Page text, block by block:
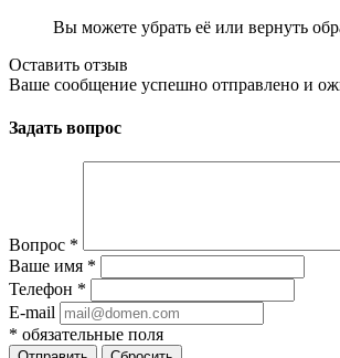
Вы можете убрать её или вернуть
Оставить отзыв
Ваше сообщение успешно отправлено и
Задать вопрос
Вопрос *
Ваше имя *
Телефон *
E-mail
* обязательные поля